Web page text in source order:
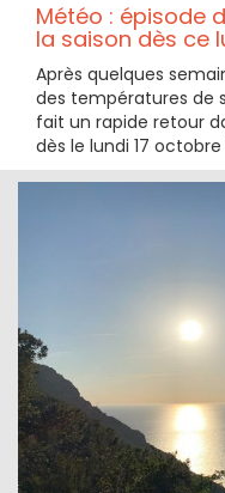
Météo : épisode
la saison dès ce
Après quelques
des températures de
fait un rapide retour
dès le lundi 17 octobre